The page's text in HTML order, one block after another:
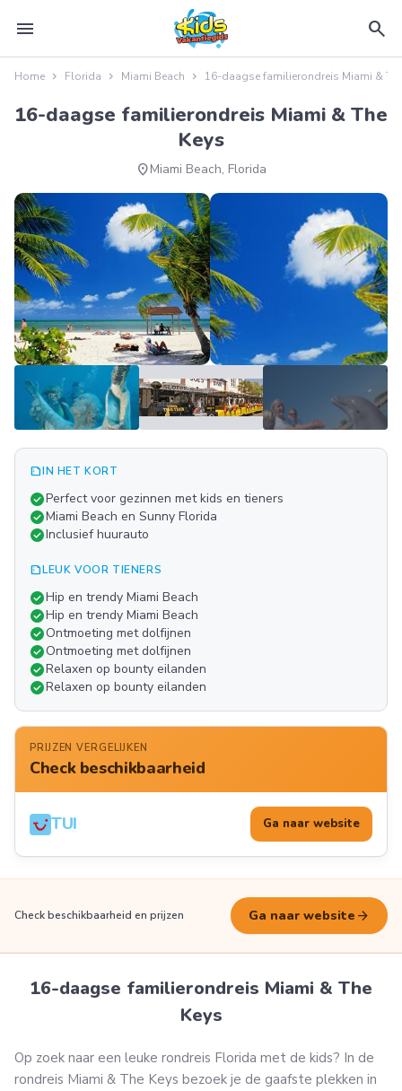
menu search
Home Florida Miami Beach 16-daagse familierondreis Miami &
16-daagse familierondreis Miami & The
Keys
location_onMiami Beach, Florida
FOTO'S
summarizeIN HET KORT
check_circlePerfect voor gezinnen met kids en tieners
check_circleMiami Beach en Sunny Florida
check_circleInclusief huurauto
summarizeLEUK VOOR TIENERS
check_circleHip en trendy Miami Beach
check_circleHip en trendy Miami Beach
check_circleOntmoeting met dolfijnen
check_circleOntmoeting met dolfijnen
check_circleRelaxen op bounty eilanden
check_circleRelaxen op bounty eilanden
PRIJZEN VERGELIJKEN
Check beschikbaarheid
TUI Ga naar website
Check beschikbaarheid en prijzen Ga naar website arrow_forward
16-daagse familierondreis Miami & The
Keys
Op zoek naar een leuke rondreis Florida met de kids? In de
rondreis Miami & The Keys bezoek je de gaafste plekken in